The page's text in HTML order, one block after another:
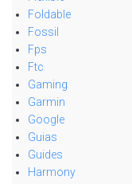
Foldable
Fossil
Fps
Ftc
Gaming
Garmin
Google
Guias
Guides
Harmony